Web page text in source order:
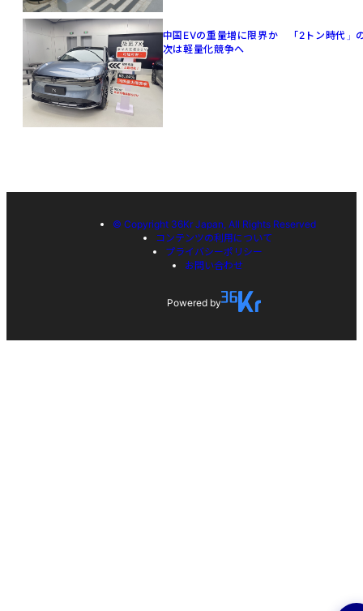
中国EVの重量増に限界か 「2トン時代」
次は軽量化競争へ
© Copyright 36Kr Japan, All Rights Reserved
コンテンツの利用について
プライバシーポリシー
お問い合わせ
Powered by